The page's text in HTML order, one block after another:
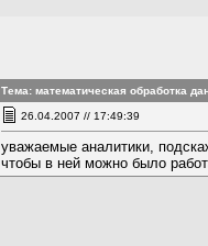
Тема: математическая обработка
26.04.2007 // 17:49:39
уважаемые аналитики,
чтобы в ней можно было